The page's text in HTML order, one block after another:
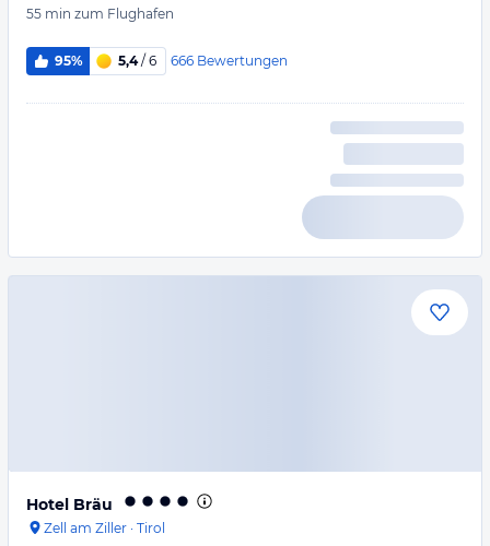
55 min zum Flughafen
95% 5,4/ 6 666 Bewertungen
Hotel Bräu
Zell am Ziller · Tirol